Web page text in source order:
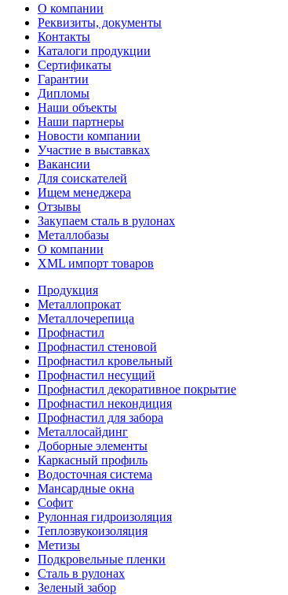
О компании
Реквизиты, документы
Контакты
Каталоги продукции
Сертификаты
Гарантии
Дипломы
Наши объекты
Наши партнеры
Новости компании
Участие в выставках
Вакансии
Для соискателей
Ищем менеджера
Отзывы
Закупаем сталь в рулонах
Металлобазы
О компании
XML импорт товаров
Продукция
Металлопрокат
Металлочерепица
Профнастил
Профнастил стеновой
Профнастил кровельный
Профнастил несущий
Профнастил декоративное покрытие
Профнастил некондиция
Профнастил для забора
Металлосайдинг
Доборные элементы
Каркасный профиль
Водосточная система
Мансардные окна
Софит
Рулонная гидроизоляция
Теплозвукоизоляция
Метизы
Подкровельные пленки
Сталь в рулонах
Зеленый забор